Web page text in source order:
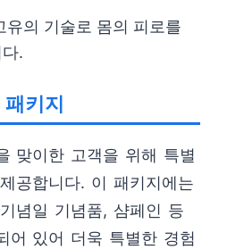
유의 기술로 몸의 피로를
.
키지
맞이한 고객을 위해 특별
공합니다. 이 패키지에는
념일 기념품, 샴페인 등
어 있어 더욱 특별한 경험